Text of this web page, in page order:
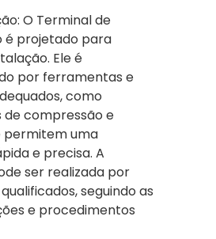
O Terminal de
é projetado para
Ele é
por ferramentas e
como
compressão e
permitem uma
e precisa. A
ser realizada por
seguindo as
e procedimentos